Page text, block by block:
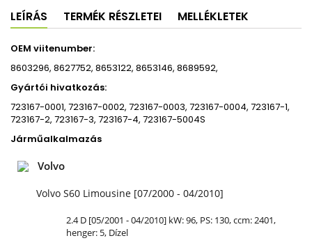
LEÍRÁS TERMÉK RÉSZLETEI MELLÉKLETEK
OEM viitenumber:
8603296, 8627752, 8653122, 8653146, 8689592,
Gyártói hivatkozás:
723167-0001, 723167-0002, 723167-0003, 723167-0004, 723167-1,
723167-2, 723167-3, 723167-4, 723167-5004S
Járműalkalmazás
Volvo
Volvo S60 Limousine [07/2000 - 04/2010]
2.4 D [05/2001 - 04/2010] kW: 96, PS: 130, ccm: 2401,
henger: 5, Dízel